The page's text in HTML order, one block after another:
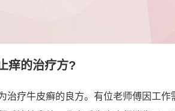
痒的治疗方?
治疗牛皮癣的良方。有位老师傅因工